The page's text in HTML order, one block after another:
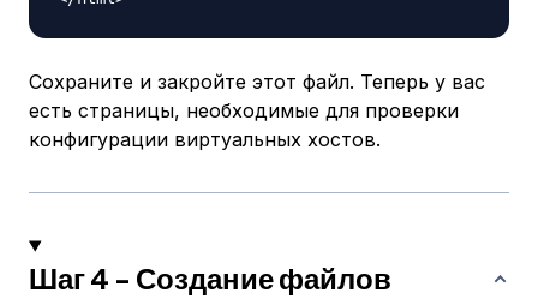
Сохраните и закройте этот файл. Теперь у вас
есть страницы, необходимые для проверки
конфигурации виртуальных хостов.
Шаг 4 - Создание файлов